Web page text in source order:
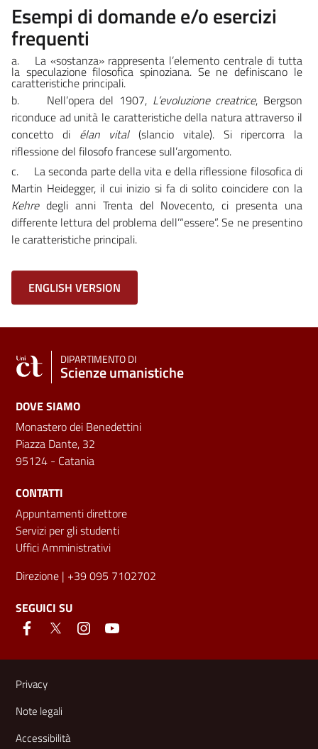
Esempi di domande e/o esercizi
frequenti
a. La «sostanza» rappresenta l’elemento centrale di tutta
la speculazione filosofica spinoziana. Se ne definiscano le
caratteristiche principali.
b.
Nell’opera del 1907, L’evoluzione creatrice, Bergson
riconduce ad unità le caratteristichedella naturaattraverso il
concetto di élan vital (slancio vitale). Si ripercorra la
riflessionedel filosofofrancesesull’argomento.
c.
Laseconda partedellavita edella riflessione filosoficadi
Martin Heidegger, il cui inizio si fa di solito coincidere con la
Kehre degli anni Trenta del Novecento, ci presenta una
differente lettura del problema dell’“essere”.Se ne presentino
lecaratteristiche principali.
ENGLISH VERSION
DIPARTIMENTO DI
Scienze umanistiche
DOVE SIAMO
Monastero dei Benedettini
Piazza Dante, 32
95124 - Catania
CONTATTI
Appuntamenti direttore
Servizi per gli studenti
Uffici Amministrativi
Direzione | +39 095 7102702
SEGUICI SU
Link e informazioni utili
Privacy
Note legali
Accessibilità